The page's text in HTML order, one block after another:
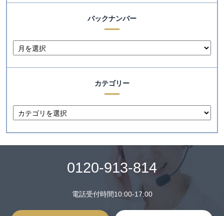
バックナンバー
カテゴリー
0120-913-814
電話受付時間10:00-17:00